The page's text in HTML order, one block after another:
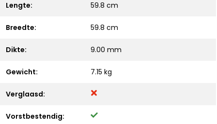
Lengte: 59.8 cm
Breedte: 59.8 cm
Dikte: 9.00 mm
Gewicht: 7.15 kg
Verglaasd:
Vorstbestendig: